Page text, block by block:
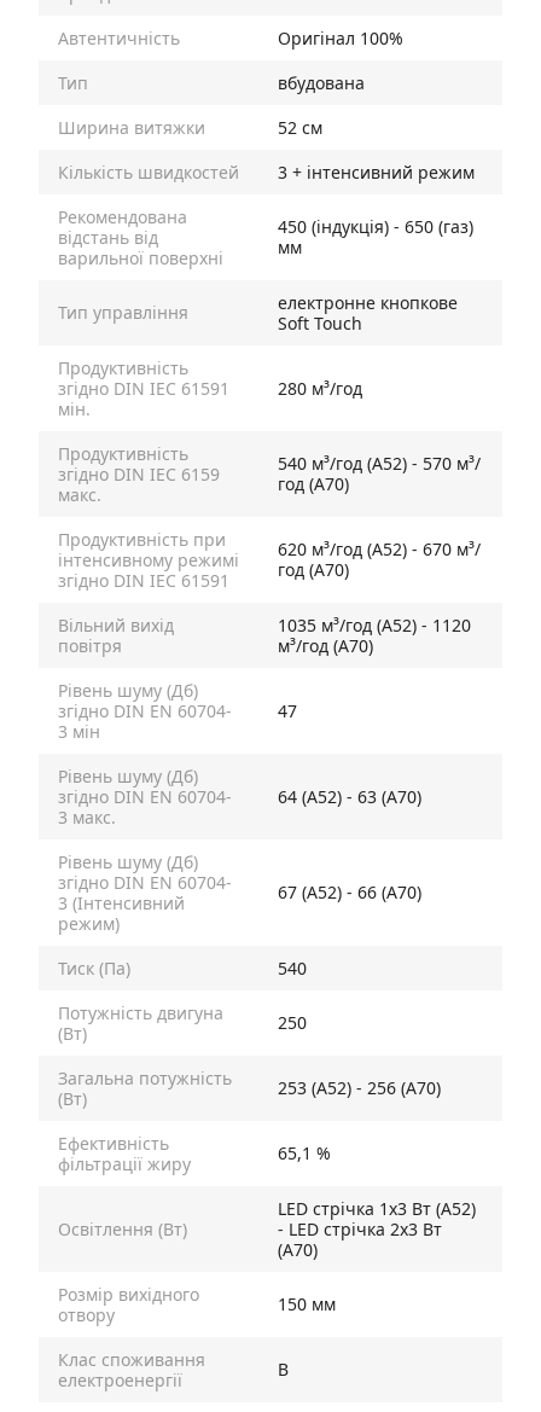
Автентичність
Оригінал 100%
Тип
вбудована
Ширина витяжки
52 см
Кількість швидкостей
3 + інтенсивний режим
Рекомендована
відстань від
варильної поверхні
450 (індукція) - 650 (газ)
мм
Тип управління
електронне кнопкове
Soft Touch
Продуктивність
згідно DIN IEC 61591
мін.
280 м³/год
Продуктивність
згідно DIN IEC 6159
макс.
540 м³/год (А52) - 570 м³/
год (А70)
Продуктивність при
інтенсивному режимі
згідно DIN IEC 61591
620 м³/год (А52) - 670 м³/
год (А70)
Вільний вихід
повітря
1035 м³/год (А52) - 1120
м³/год (А70)
Рівень шуму (Дб)
згідно DIN EN 60704-
3 мін
47
Рівень шуму (Дб)
згідно DIN EN 60704-
3 макс.
64 (А52) - 63 (А70)
Рівень шуму (Дб)
згідно DIN EN 60704-
3 (Інтенсивний
режим)
67 (А52) - 66 (А70)
Тиск (Па)
540
Потужність двигуна
(Вт)
250
Загальна потужність
(Вт)
253 (А52) - 256 (А70)
Ефективність
фільтрації жиру
65,1 %
Освітлення (Вт)
LED стрічка 1х3 Вт (А52)
- LED стрічка 2х3 Вт
(А70)
Розмір вихідного
отвору
150 мм
Клас споживання
електроенергії
B